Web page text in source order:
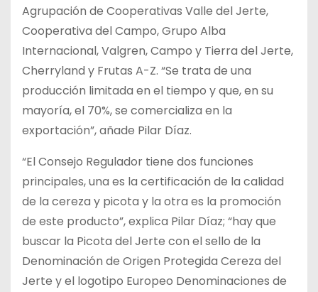
Agrupación de Cooperativas Valle del Jerte,
Cooperativa del Campo, Grupo Alba
Internacional, Valgren, Campo y Tierra del Jerte,
Cherryland y Frutas A-Z. “Se trata de una
producción limitada en el tiempo y que, en su
mayoría, el 70%, se comercializa en la
exportación”, añade Pilar Díaz.
“El Consejo Regulador tiene dos funciones
principales, una es la certificación de la calidad
de la cereza y picota y la otra es la promoción
de este producto”, explica Pilar Díaz; “hay que
buscar la Picota del Jerte con el sello de la
Denominación de Origen Protegida Cereza del
Jerte y el logotipo Europeo Denominaciones de